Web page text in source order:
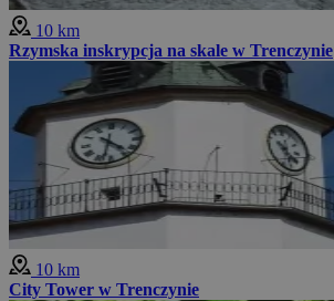
10 km
Rzymska inskrypcja na skale w Trenczynie
10 km
City Tower w Trenczynie